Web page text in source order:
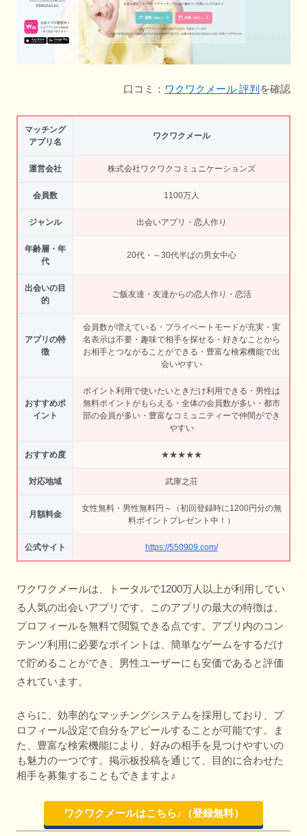
口コミ： ワクワクメール 評判 を確認
マッチング
アプリ名
ワクワクメール
運営会社 株式会社ワクワクコミュニケーションズ
会員数 1100万人
ジャンル 出会いアプリ・恋人作り
年齢層・年
代
20代・～30代半ばの男女中心
出会いの目
的
ご飯友達・友達からの恋人作り・恋活
アプリの特
徴
会員数が増えている・プライベートモードが充実・実
名表示は不要・趣味で相手を探せる・好きなことから
お相手とつながることができる・豊富な検索機能で出
会いやすい
おすすめポ
イント
ポイント利用で使いたいときだけ利用できる・男性は
無料ポイントがもらえる・全体の会員数が多い・都市
部の会員が多い・豊富なコミュニティーで仲間ができ
やすい
おすすめ度 ★★★★★
対応地域 武庫之荘
月額料金
女性無料・男性無料円～（初回登録時に1200円分の無
料ポイントプレゼント中！）
公式サイト https://550909.com/
ワクワクメールは、トータルで1200万人以上が利用してい
る人気の出会いアプリです。このアプリの最大の特徴は、
プロフィールを無料で閲覧できる点です。アプリ内のコン
テンツ利用に必要なポイントは、簡単なゲームをするだけ
で貯めることができ、男性ユーザーにも安価であると評価
されています。
さらに、効率的なマッチングシステムを採用しており、プ
ロフィール設定で自分をアピールすることが可能です。ま
た、豊富な検索機能により、好みの相手を見つけやすいの
も魅力の一つです。掲示板投稿を通じて、目的に合わせた
相手を募集することもできますよ♪
ワクワクメールはこちら♪（登録無料）